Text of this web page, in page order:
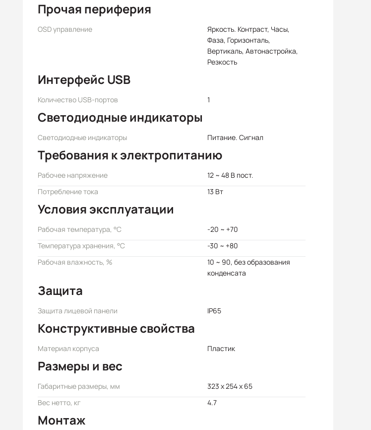
Прочая периферия
OSD управление
Яркость. Контраст, Часы,
Фаза, Горизонталь,
Вертикаль, Автонастройка,
Резкость
Интерфейс USB
Количество USB-портов 1
Светодиодные индикаторы
Светодиодные индикаторы Питание. Сигнал
Требования к электропитанию
Рабочее напряжение
12 ~ 48 В пост.
Потребление тока
13 Вт
Условия эксплуатации
Рабочая температура, °C
-20 ~ +70
Температура хранения, °C
-30 ~ +80
Рабочая влажность, %
10 ~ 90, без образования
конденсата
Защита
Защита лицевой панели IP65
Конструктивные свойства
Материал корпуса Пластик
Размеры и вес
Габаритные размеры, мм
323 x 254 x 65
Вес нетто, кг
4.7
Монтаж